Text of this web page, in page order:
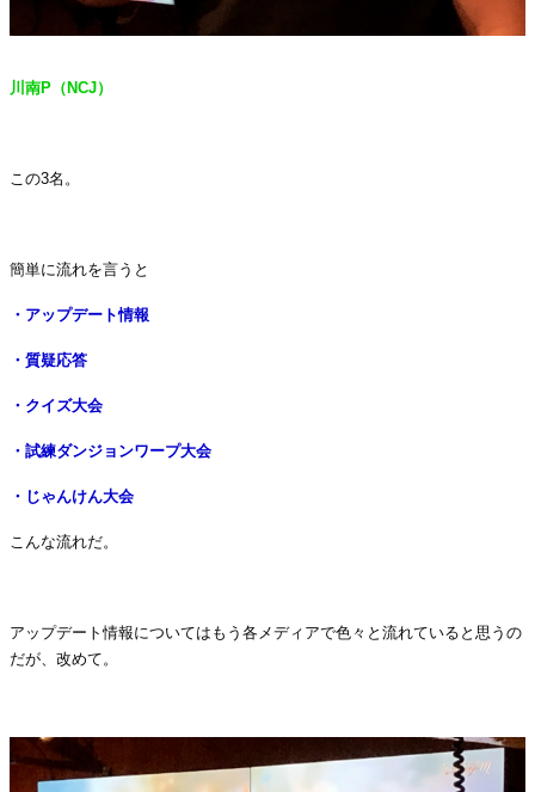
川南P （NCJ）
この3名。
簡単に流れを言うと
・アップデート情報
・質疑応答
・クイズ大会
・試練ダンジョンワープ大会
・じゃんけん大会
こんな流れだ。
アップデート情報についてはもう各メディアで色々と流れていると思うの
だが、改めて。